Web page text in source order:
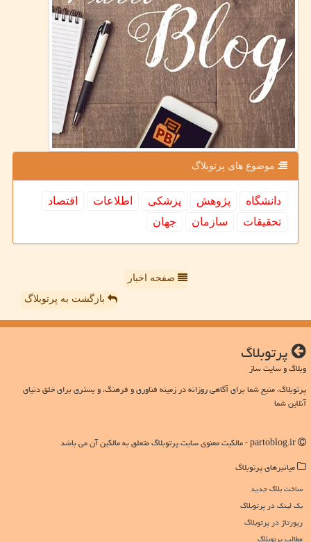
موضوع های پرتوبلاگ
دانشگاه پژوهش پزشكی اطلاعات
اقتصاد
تحقیقات
سازمان جهان
صفحه اخبار
بازگشت به پرتوبلاگ
پرتوبلاگ
وبلاگ و سایت ساز
پرتوبلاگ، منبع شما برای آگاهی روزانه در زمینه فناوری و فرهنگ، و بستری برای خلق دنیای
آنلاین شما
میانبرهای پرتوبلاگ
ساخت بلاگ جدید
بک لینک در پرتوبلاگ
رپورتاژ در پرتوبلاگ
مطالب پرتوبلاگ